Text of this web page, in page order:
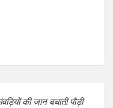
की जान बचाती पौड़ी